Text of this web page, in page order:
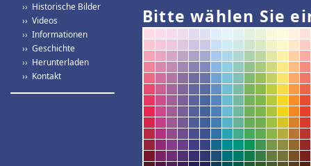
›› Historische Bilder
›› Videos
›› Informationen
›› Geschichte
›› Herunterladen
›› Kontakt
Bitte wählen Sie